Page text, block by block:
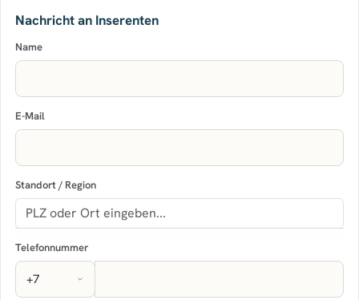
Nachricht an Inserenten
Name
E-Mail
Standort / Region
Telefonnummer